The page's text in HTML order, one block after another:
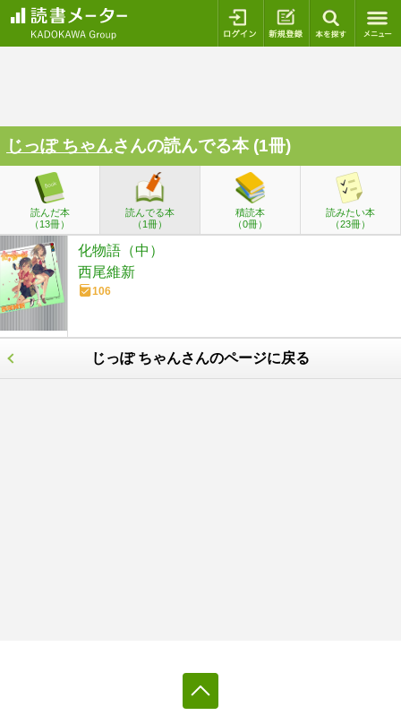
ログイン 新規登録
じっぽ ちゃんさんの読んでる本 (1冊)
読んだ本
（13冊）
読んでる本
（1冊）
積読本
（0冊）
読みたい本
（23冊）
化物語（中）
西尾維新
106
じっぽ ちゃんさんのページに戻る